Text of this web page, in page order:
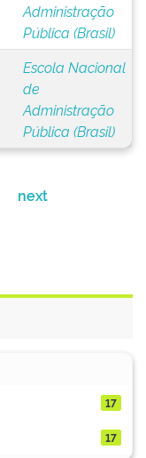
Administração
Pública (Brasil)
Escola Nacional
de
Administração
Pública (Brasil)
next
17
17